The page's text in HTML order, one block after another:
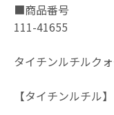
■商品番号
111-41655
タイチンルチルク
【タイチンルチル】